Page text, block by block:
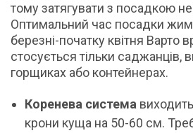
тому затягувати з посадкою
Оптимальний час посадки
березні-початку квітня Варто
стосується тільки саджанців,
горщиках або контейнерах.
Коренева система
крони куща на 50-60 см.